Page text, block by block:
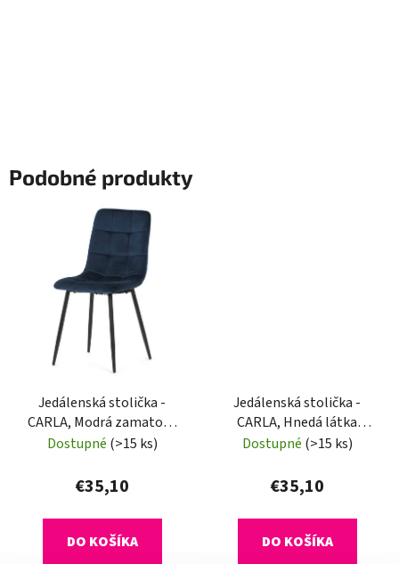
Podobné produkty
Jedálenská stolička -
CARLA, Modrá zamatová
látka
Dostupné (>15 ks)
€35,10
DO KOŠÍKA
Jedálenská stolička -
CARLA, Hnedá látka
(imitácia kože)
Dostupné (>15 ks)
€35,10
DO KOŠÍKA